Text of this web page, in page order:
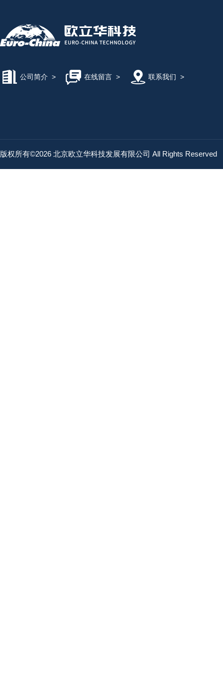
公司简介 > 在线留言> 联系我们 >
版权所有©2026 北京欧立华科技发展有限公司 All Rights Reserved